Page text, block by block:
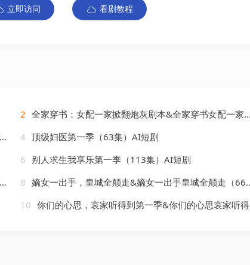
立即访问 看剧教程
2 全家穿书：女配一家掀翻炮灰剧本&全家穿书女配一家掀翻炮灰剧本（52集）AI短剧
4 顶级妇医第一季（63集）AI短剧
6 别人求生我享乐第一季（113集）AI短剧
8 嫡女一出手，皇城全颠走&嫡女一出手皇城全颠走（66集）AI短剧
10 你们的心思，哀家听得到第一季&你们的心思哀家听得到第一季（66集）AI短剧